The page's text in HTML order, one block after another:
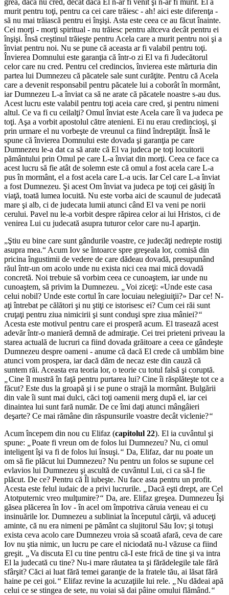
murit pentru toţi, pentru ca cei care trăiesc - ah! aici este diferenţa -
să nu mai trăiască pentru ei înşişi. Asta este ceea ce au făcut înainte.
Cei morţi - morţi spiritual - nu trăiesc pentru altceva decât pentru ei
înşişi. Însă creştinul trăieşte pentru Acela care a murit pentru noi şi a
înviat pentru noi. Nu se pune că aceasta ar fi valabil pentru toţi.
Învierea Domnului este garanţia că într-o zi El va fi Judecătorul
celor care nu cred. Pentru cel credincios, învierea este mărturia din
partea lui Dumnezeu că păcatele sale sunt curăţite. Pentru că Acela
care a devenit responsabil pentru păcatele lui a coborât în mormânt,
iar Dumnezeu L-a înviat ca să ne arate că păcatele noastre s-au dus.
Acest lucru este valabil pentru toţi aceia care cred, şi pentru nimeni
altul. Ce va fi cu ceilalţi? Omul înviat este Acela care îi va judeca pe
toţi. Aşa a vorbit apostolul către atenieni. Ei nu erau credincioşi, şi
prin urmare el nu vorbeşte de vreunul ca fiind îndreptăţit. Însă le
spune că învierea Domnului este dovada şi garanţia pe care
Dumnezeu le-a dat ca să arate că El va judeca pe toţi locuitorii
pământului prin Omul pe care L-a înviat din morţi. Ceea ce face ca
acest lucru să fie atât de solemn este că omul a fost acela care L-a
pus în mormânt, el a fost acela care L-a ucis. Iar Cel care L-a înviat
a fost Dumnezeu. Şi acest Om înviat va judeca pe toţi cei găsiţi în
viaţă, toată lumea locuită. Nu este vorba aici de scaunul de judecată
mare şi alb, ci de judecata lumii atunci când El va veni pe norii
cerului. Pavel nu le-a vorbit despre răpirea celor ai lui Hristos, ci de
venirea Lui cu judecată asupra tuturor celor care nu-I aparţin.
„Ştiu eu bine care sunt gândurile voastre, ce judecăţi nedrepte rostiţi
asupra mea.“ Acum Iov se întoarce spre greşeala lor, comisă din
pricina îngustimii de vedere de care dădeau dovadă, presupunând
răul într-un om acolo unde nu exista nici cea mai mică dovadă
concretă. Noi trebuie să vorbim ceea ce cunoaştem, iar unde nu
cunoaştem, să privim la Dumnezeu.
Voi ziceţi: «Unde este casa
celui nobil? Unde este cortul în care locuiau nelegiuiţii?» Dar ce! N-
aţi întrebat pe călători şi nu ştiţi ce istorisesc ei? Cum cei răi sunt
cruţaţi pentru ziua nimicirii şi sunt conduşi spre ziua mâniei?“
Acesta este motivul pentru care ei prosperă acum. El trasează acest
adevăr într-o manieră demnă de admiraţie. Cei trei prieteni priveau la
starea actuală de lucruri ca fiind dovada grăitoare a ceea ce gândeşte
Dumnezeu despre oameni - anume că dacă El crede că umblăm bine
atunci vom prospera, iar dacă dăm de necaz este din cauză că
suntem răi. Aceasta era teoria lor, o teorie cu totul falsă şi coruptă.
Cine îl mustră în faţă pentru purtarea lui? Cine îi răsplăteşte tot ce a
făcut? Este dus la groapă şi i se pune o strajă la mormânt. Bulgării
din vale îi sunt mai dulci, căci toţi oamenii merg după el, iar cei
dinaintea lui sunt fară număr. De ce îmi daţi atunci mângâieri
deşarte? Ce mai rămâne din răspunsurile voastre decât viclenie?“
Acum începem din nou cu Elifaz (capitolul 22). El ia cuvântul şi
spune:
Poate fi vreun om de folos lui Dumnezeu? Nu, ci omul
inteligent îşi va fi de folos lui însuşi.“ Da, Elifaz, dar nu poate un
om să fie plăcut lui Dumnezeu? Nu pentru un folos se supune cel
evlavios lui Dumnezeu şi ascultă de cuvântul Lui, ci ca să-I fie
plăcut. De ce? Pentru că Îl iubeşte. Nu face asta pentru un profit.
Acesta este felul iudaic de a privi lucrurile.
Dacă eşti drept, are Cel
Atotputernic vreo mulţumire?“ Da, are. Elifaz greşea. Dumnezeu Îşi
găsea plăcerea în Iov - în acel om împotriva căruia veneau ei cu
insinuările lor. Dumnezeu a subliniat la începutul cărţii, vă aduceţi
aminte, că nu era nimeni pe pământ ca slujitorul Său Iov; şi totuşi
exista ceva acolo care Dumnezeu vroia să scoată afară, ceva de care
Iov nu ştia nimic, un lucru pe care el niciodată nu-l văzuse ca fiind
greşit.
Va discuta El cu tine pentru că-I este frică de tine şi va intra
El la judecată cu tine? Nu-i mare răutatea ta şi fărădelegile tale fără
sfârşit? Căci ai luat fără temei garanţie de la fratele tău, ai lăsat fără
haine pe cei goi.“ Elifaz revine la acuzaţiile lui rele.
Nu dădeai apă
celui ce se stingea de sete, nu voiai să dai pâine omului flămând.“